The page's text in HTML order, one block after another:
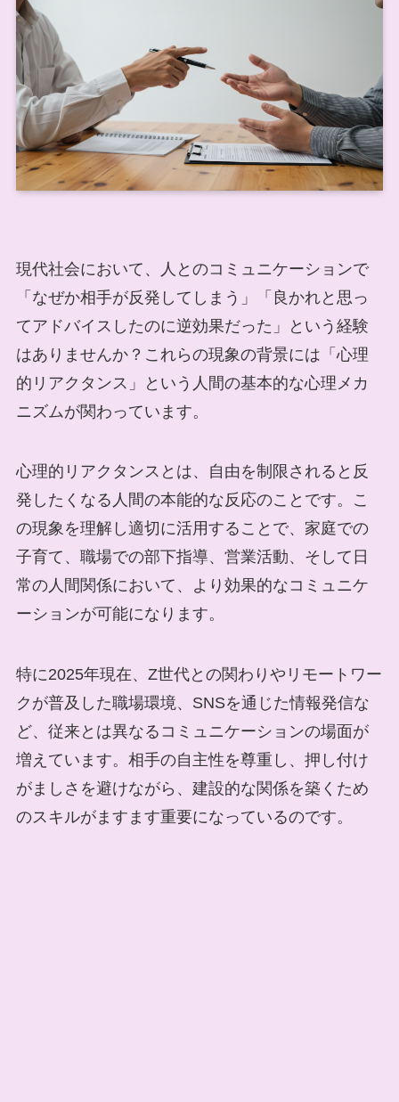
現代社会において、人とのコミュニケーションで
「なぜか相手が反発してしまう」「良かれと思っ
てアドバイスしたのに逆効果だった」という経験
はありませんか？これらの現象の背景には「心理
的リアクタンス」という人間の基本的な心理メカ
ニズムが関わっています。
心理的リアクタンスとは、自由を制限されると反
発したくなる人間の本能的な反応のことです。こ
の現象を理解し適切に活用することで、家庭での
子育て、職場での部下指導、営業活動、そして日
常の人間関係において、より効果的なコミュニケ
ーションが可能になります。
特に2025年現在、Z世代との関わりやリモートワー
クが普及した職場環境、SNSを通じた情報発信な
ど、従来とは異なるコミュニケーションの場面が
増えています。相手の自主性を尊重し、押し付け
がましさを避けながら、建設的な関係を築くため
のスキルがますます重要になっているのです。